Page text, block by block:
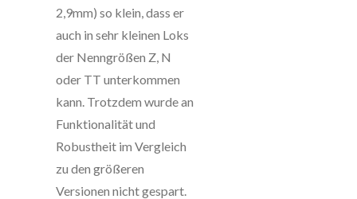
2,9mm) so klein, dass er
auch in sehr kleinen Loks
der Nenngrößen Z, N
oder TT unterkommen
kann. Trotzdem wurde an
Funktionalität und
Robustheit im Vergleich
zu den größeren
Versionen nicht gespart.